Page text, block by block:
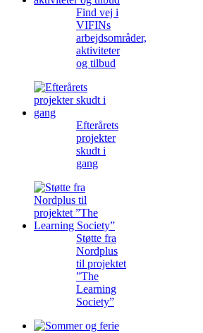
Find vej i
VIFINs
arbejdsområder,
aktiviteter
og tilbud
Efterårets
projekter
skudt i
gang
Støtte fra
Nordplus
til projektet
”The
Learning
Society”